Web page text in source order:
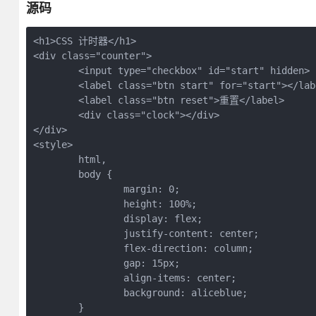
源码
<h1>CSS 计时器</h1>
<div class="counter">
	<input type="checkbox" id="start" hidden>
<label class="btn start" for="start"></
	<label class="btn reset">重置</label>
	<div class="clock"></div>
</div>
<style>
	html,
	body {
		margin: 0;
		height: 100%;
		display: flex;
		justify-content: center;
		flex-direction: column;
		gap: 15px;
		align-items: center;
		background: aliceblue;
	}